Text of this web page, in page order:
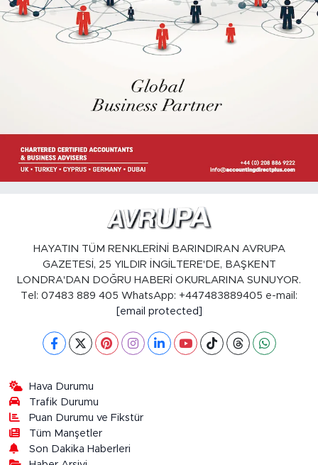
HAYATIN TÜM RENKLERİNİ BARINDIRAN AVRUPA
GAZETESİ, 25 YILDIR İNGİLTERE'DE, BAŞKENT
LONDRA'DAN DOĞRU HABERİ OKURLARINA SUNUYOR.
Tel: 07483 889 405 WhatsApp: +447483889405 e-mail:
[email protected]
Hava Durumu
Trafik Durumu
Puan Durumu ve Fikstür
Tüm Manşetler
Son Dakika Haberleri